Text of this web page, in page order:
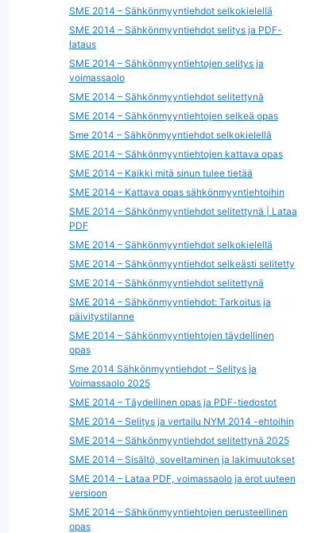
SME 2014 – Sähkönmyyntiehdot selkokielellä
SME 2014 – Sähkönmyyntiehdot selitys ja PDF-
lataus
SME 2014 – Sähkönmyyntiehtojen selitys ja
voimassaolo
SME 2014 – Sähkönmyyntiehdot selitettynä
SME 2014 – Sähkönmyyntiehtojen selkeä opas
Sme 2014 – Sähkönmyyntiehdot selkokielellä
SME 2014 – Sähkönmyyntiehtojen kattava opas
SME 2014 – Kaikki mitä sinun tulee tietää
SME 2014 – Kattava opas sähkönmyyntiehtoihin
SME 2014 – Sähkönmyyntiehdot selitettynä | Lataa
PDF
SME 2014 – Sähkönmyyntiehdot selkokielellä
SME 2014 – Sähkönmyyntiehdot selkeästi selitetty
SME 2014 – Sähkönmyyntiehdot selitettynä
SME 2014 – Sähkönmyyntiehdot: Tarkoitus ja
päivitystilanne
SME 2014 – Sähkönmyyntiehtojen täydellinen
opas
Sme 2014 Sähkönmyyntiehdot – Selitys ja
Voimassaolo 2025
SME 2014 – Täydellinen opas ja PDF-tiedostot
SME 2014 – Selitys ja vertailu NYM 2014 -ehtoihin
SME 2014 – Sähkönmyyntiehdot selitettynä 2025
SME 2014 – Sisältö, soveltaminen ja lakimuutokset
SME 2014 – Lataa PDF, voimassaolo ja erot uuteen
versioon
SME 2014 – Sähkönmyyntiehtojen perusteellinen
opas